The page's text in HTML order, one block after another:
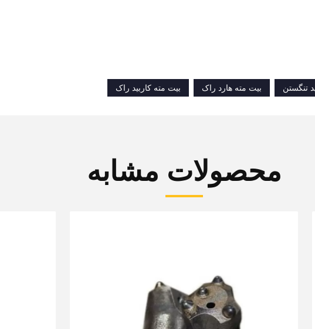
تنگستن
بیت مته هارد راک بیت مته کاربید راک
محصولات مشابه